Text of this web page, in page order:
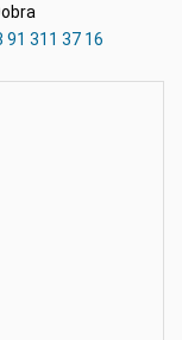
91 311 37 16